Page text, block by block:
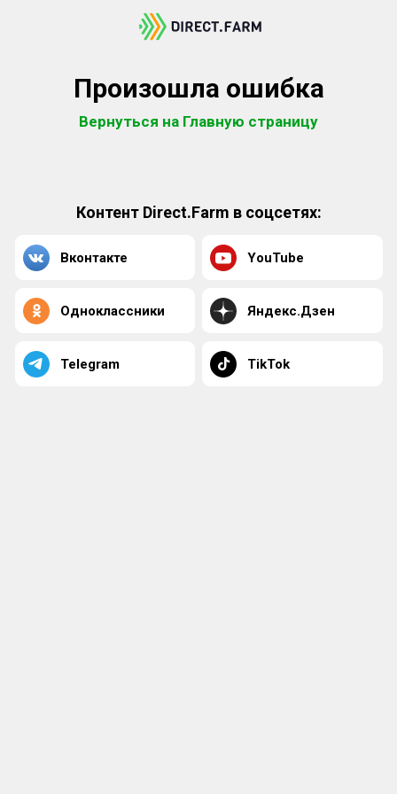
Произошла ошибка
Вернуться на Главную страницу
Контент Direct.Farm в соцсетях:
Вконтакте YouTube
Одноклассники Яндекс.Дзен
Telegram TikTok